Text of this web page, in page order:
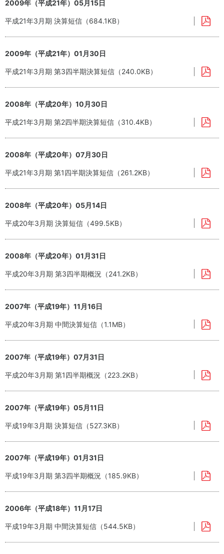
2009年（平成21年）05月15日
平成21年3月期 決算短信（684.1KB）
2009年（平成21年）01月30日
平成21年3月期 第3四半期決算短信（240.0KB）
2008年（平成20年）10月30日
平成21年3月期 第2四半期決算短信（310.4KB）
2008年（平成20年）07月30日
平成21年3月期 第1四半期決算短信（261.2KB）
2008年（平成20年）05月14日
平成20年3月期 決算短信（499.5KB）
2008年（平成20年）01月31日
平成20年3月期 第3四半期概況（241.2KB）
2007年（平成19年）11月16日
平成20年3月期 中間決算短信（1.1MB）
2007年（平成19年）07月31日
平成20年3月期 第1四半期概況（223.2KB）
2007年（平成19年）05月11日
平成19年3月期 決算短信（527.3KB）
2007年（平成19年）01月31日
平成19年3月期 第3四半期概況（185.9KB）
2006年（平成18年）11月17日
平成19年3月期 中間決算短信（544.5KB）